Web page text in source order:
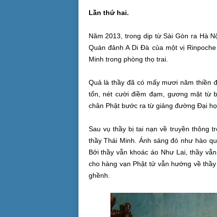
Lần thứ hai.
Năm 2013, trong dịp từ Sài Gòn ra Hà
Quán đảnh A Di Đà của một vị
Minh trong phòng thọ trai.
Quả là thầy đã có mấy mươi năm thiền
tốn, nét cười điềm đạm, gương mặt từ
chân Phật bước ra từ giảng đường Đại
Sau vụ thầy bị tai nạn về truyền thông
thầy Thái Minh. Ánh sáng đó như hào
Bởi thầy vẫn khoác áo Như Lai, thầy
cho hàng vạn Phật tử vẫn hướng về
ghềnh.